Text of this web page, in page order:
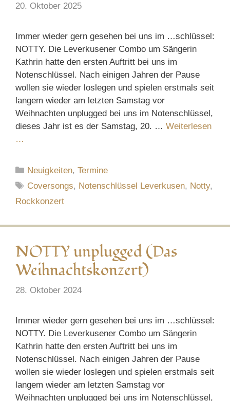
20. Oktober 2025
Immer wieder gern gesehen bei uns im …schlüssel:
NOTTY. Die Leverkusener Combo um Sängerin
Kathrin hatte den ersten Auftritt bei uns im
Notenschlüssel. Nach einigen Jahren der Pause
wollen sie wieder loslegen und spielen erstmals seit
langem wieder am letzten Samstag vor
Weihnachten unplugged bei uns im Notenschlüssel,
dieses Jahr ist es der Samstag, 20. … Weiterlesen
…
Kategorien
Neuigkeiten,Termine
Schlagwörter
Coversongs, Notenschlüssel Leverkusen, Notty,
Rockkonzert
NOTTY unplugged (Das
Weihnachtskonzert)
28. Oktober 2024
Immer wieder gern gesehen bei uns im …schlüssel:
NOTTY. Die Leverkusener Combo um Sängerin
Kathrin hatte den ersten Auftritt bei uns im
Notenschlüssel. Nach einigen Jahren der Pause
wollen sie wieder loslegen und spielen erstmals seit
langem wieder am letzten Samstag vor
Weihnachten unplugged bei uns im Notenschlüssel,